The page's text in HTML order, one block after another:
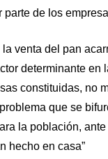
parte de los
venta del pan
determinante
constituidas, no
que se
la población,
hecho en casa”